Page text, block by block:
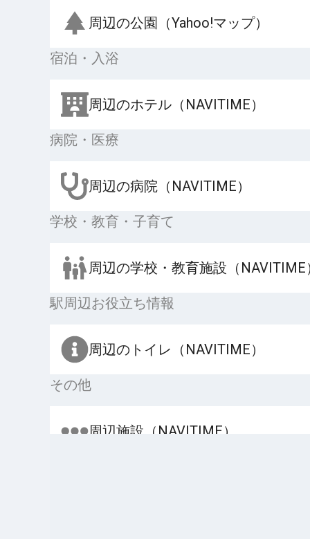
周辺の公園（Yahoo!マップ）
宿泊・入浴
周辺のホテル（NAVITIME）
病院・医療
周辺の病院（NAVITIME）
学校・教育・子育て
周辺の学校・教育施設（NAVITIME
駅周辺お役立ち情報
周辺のトイレ（NAVITIME）
その他
周辺施設（NAVITIME）